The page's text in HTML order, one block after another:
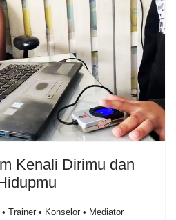
Kenali Dirimu dan
Trainer • Konselor • Mediator